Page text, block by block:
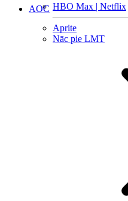
HBO Max | Netflix
Aprite
Nāc pie LMT
AOC